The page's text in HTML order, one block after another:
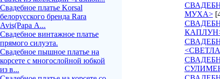
Свадебное платье Korsal
белорусского бренда Rara
Avis(Рара А...
Свадебное винтажное платье
прямого силуэта.
Свадебное пышное платье на
корсете с многослойной юбкой
из в...
МУХА>